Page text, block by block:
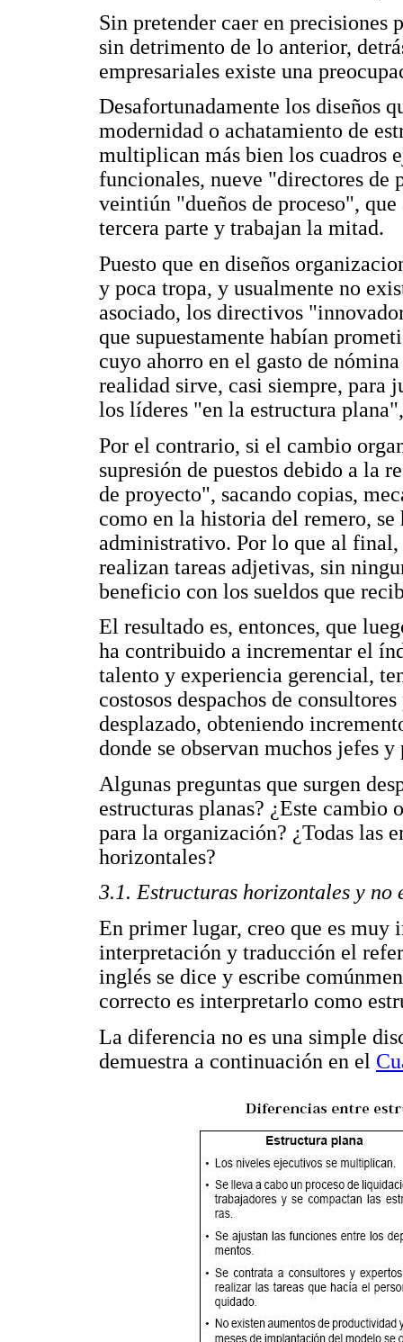
Sin pretender caer en precisiones
sin detrimento de lo anterior,
empresariales existe una
Desafortunadamente los diseños
modernidad o achatamiento de
multiplican más bien los cuadros
funcionales, nueve "directores de
veintiún "dueños de proceso",
tercera parte y trabajan la mitad.
Puesto que en diseños
y poca tropa, y usualmente no
asociado, los directivos
que supuestamente habían
cuyo ahorro en el gasto de
realidad sirve, casi siempre, para
los líderes "en la estructura
Por el contrario, si el cambio
supresión de puestos debido a la
de proyecto", sacando copias,
como en la historia del remero,
administrativo. Por lo que al final,
realizan tareas adjetivas, sin
beneficio con los sueldos que
El resultado es, entonces, que
ha contribuido a incrementar el
talento y experiencia gerencial,
costosos despachos de
desplazado, obteniendo
donde se observan muchos jefes y
Algunas preguntas que surgen
estructuras planas? ¿Este
para la organización? ¿Todas las
horizontales?
3.1. Estructuras horizontales y no
En primer lugar, creo que es muy
interpretación y traducción el
inglés se dice y escribe
correcto es interpretarlo como
La diferencia no es una simple
demuestra a continuación en el